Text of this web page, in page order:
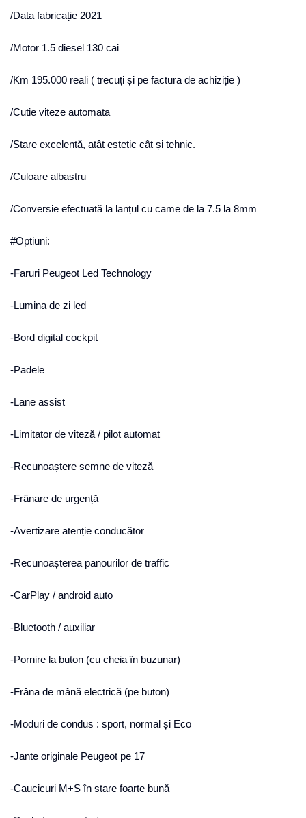
/Data fabricație 2021
/Motor 1.5 diesel 130 cai
/Km 195.000 reali ( trecuți și pe factura de achiziție )
/Cutie viteze automata
/Stare excelentă, atât estetic cât și tehnic.
/Culoare albastru
/Conversie efectuată la lanțul cu came de la 7.5 la 8mm
#Optiuni:
-Faruri Peugeot Led Technology
-Lumina de zi led
-Bord digital cockpit
-Padele
-Lane assist
-Limitator de viteză / pilot automat
-Recunoaștere semne de viteză
-Frânare de urgență
-Avertizare atenție conducător
-Recunoașterea panourilor de traffic
-CarPlay / android auto
-Bluetooth / auxiliar
-Pornire la buton (cu cheia în buzunar)
-Frâna de mână electrică (pe buton)
-Moduri de condus : sport, normal și Eco
-Jante originale Peugeot pe 17
-Caucicuri M+S în stare foarte bună